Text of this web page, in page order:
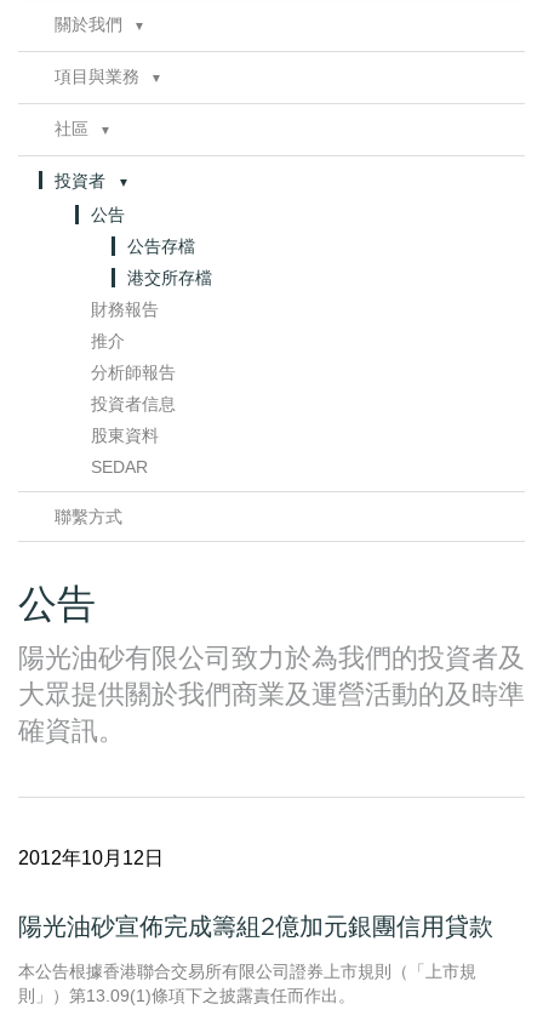
關於我們 ▼
董事會
管理層
委員會章程
項目與業務 ▼
資產類別
Thickwood
Legend
Muskwa
Harper
Opportunity
Portage
其他礦產
獨立評估
銷售與管道項目
多媒體庫
油砂概覽
油砂技術
社區 ▼
諮詢
健康、安全及環境
合規性
投資者 ▼
公告
公告存檔
港交所存檔
財務報告
推介
分析師報告
投資者信息
股東資料
SEDAR
聯繫方式
公告
陽光油砂有限公司致力於為我們的投資者及
大眾提供關於我們商業及運營活動的及時準
確資訊。
2012年10月12日
陽光油砂宣佈完成籌組2億加元銀團信用貸款
本公告根據香港聯合交易所有限公司證券上市規則（「上市規
則」）第13.09(1)條項下之披露責任而作出。